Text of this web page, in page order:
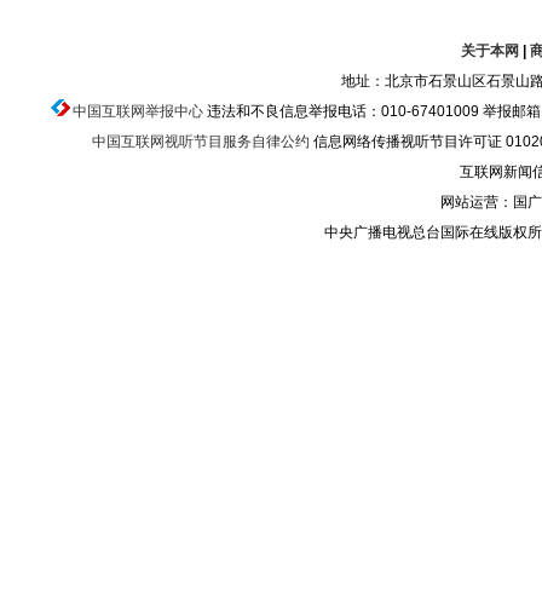
关于本网
地址：北京市石景山区石景山
中国互联网举报中心违法和不良信息举报电话：010-67401009 举报邮
中国互联网视听节目服务自律公约 信息网络传播视听节目许可证
互联网新闻
网站运营：国
中央广播电视总台国际在线版权